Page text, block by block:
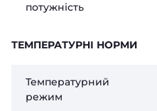
потужність
ТЕМПЕРАТУРНІ НОРМИ
Температурний
режим